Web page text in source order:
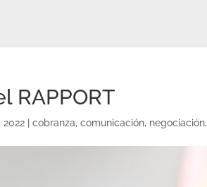
RAPPORT
2022 |cobranza,comunicación, negociación,